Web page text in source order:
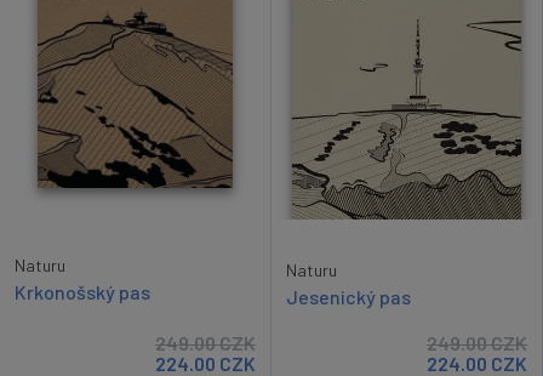
Naturu
Krkonošský pas
249.00CZK
224.00 CZK
Naturu
Jesenický pas
249.00CZK
224.00 CZK